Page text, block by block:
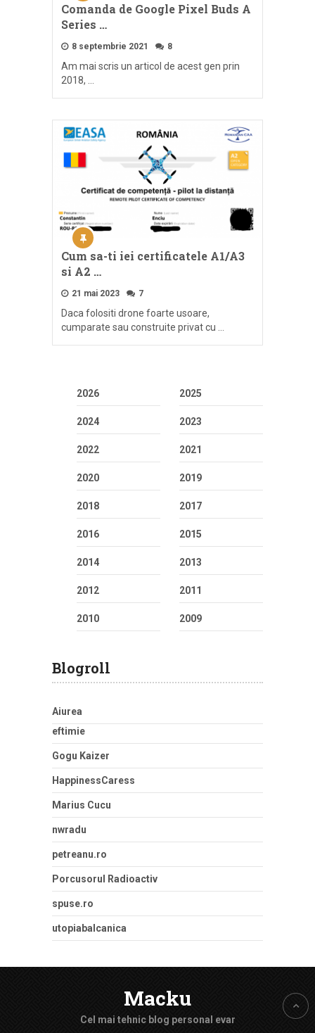
Comanda de Google Pixel Buds A
Series …
8 septembrie 2021 8
Am mai scris un articol de acest gen prin
2018, …
Cum sa-ti iei certificatele A1/A3
si A2 …
21 mai 2023 7
Daca folositi drone foarte usoare,
cumparate sau construite privat cu …
2026 2025
2024 2023
2022 2021
2020 2019
2018 2017
2016 2015
2014 2013
2012 2011
2010 2009
Blogroll
Aiurea
eftimie
Gogu Kaizer
HappinessCaress
Marius Cucu
nwradu
petreanu.ro
Porcusorul Radioactiv
spuse.ro
utopiabalcanica
Macku
Cel mai tehnic blog personal evar